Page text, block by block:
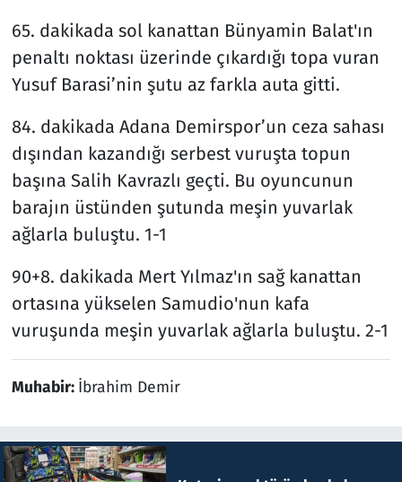
65. dakikada sol kanattan Bünyamin Balat'ın
penaltı noktası üzerinde çıkardığı topa vuran
Yusuf Barasi’nin şutu az farkla auta gitti.
84. dakikada Adana Demirspor’un ceza sahası
dışından kazandığı serbest vuruşta topun
başına Salih Kavrazlı geçti. Bu oyuncunun
barajın üstünden şutunda meşin yuvarlak
ağlarla buluştu. 1-1
90+8. dakikada Mert Yılmaz'ın sağ kanattan
ortasına yükselen Samudio'nun kafa
vuruşunda meşin yuvarlak ağlarla buluştu. 2-1
Muhabir: İbrahim Demir